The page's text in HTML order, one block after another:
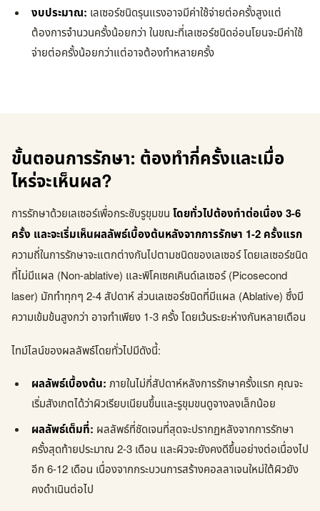
งบประมาณ: เลเซอร์ชนิดรุนแรงอาจมีค่าใช้จ่ายต่อครั้งสูงแต่
ต้องการจำนวนครั้งน้อยกว่า ในขณะที่เลเซอร์ชนิดอ่อนโยนจะมีค่าใช้
จ่ายต่อครั้งน้อยกว่าแต่อาจต้องทำหลายครั้ง
ขั้นตอนการรักษา: ต้องทำกี่ครั้งและเมื่อ
ไหร่จะเห็นผล?
การรักษาด้วยเลเซอร์เพื่อกระชับรูขุมขน โดยทั่วไปต้องทำต่อเนื่อง 3-6
ครั้ง และจะเริ่มเห็นผลลัพธ์เบื้องต้นหลังจากการรักษา 1-2 ครั้งแรก
ความถี่ในการรักษาจะแตกต่างกันไปตามชนิดของเลเซอร์ โดยเลเซอร์ชนิด
ที่ไม่มีแผล (Non-ablative) และพิโคเซคเคินด์เลเซอร์ (Picosecond
laser) มักทำทุกๆ 2-4 สัปดาห์ ส่วนเลเซอร์ชนิดที่มีแผล (Ablative) ซึ่งมี
ความเข้มข้นสูงกว่า อาจทำเพียง 1-3 ครั้ง โดยเว้นระยะห่างกันหลายเดือน
ไทม์ไลน์ของผลลัพธ์โดยทั่วไปมีดังนี้:
ผลลัพธ์เบื้องต้น: ภายในไม่กี่สัปดาห์หลังการรักษาครั้งแรก คุณจะ
เริ่มสังเกตได้ว่าผิวเรียบเนียนขึ้นและรูขุมขนดูจางลงเล็กน้อย
ผลลัพธ์เต็มที่: ผลลัพธ์ที่ชัดเจนที่สุดจะปรากฏหลังจากการรักษา
ครั้งสุดท้ายประมาณ 2-3 เดือน และผิวจะยังคงดีขึ้นอย่างต่อเนื่องไป
อีก 6-12 เดือน เนื่องจากกระบวนการสร้างคอลลาเจนใหม่ใต้ผิวยัง
คงดำเนินต่อไป